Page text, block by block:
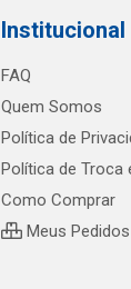
Institucional
FAQ
Quem Somos
Política de
Política de Troca
Como Comprar
Meus Pedidos